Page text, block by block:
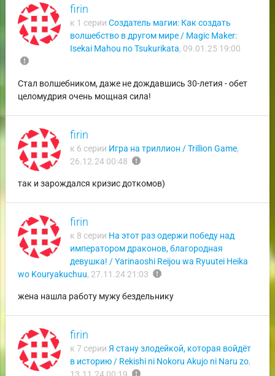
firin
к 1 серии Создатель магии: Как создать
волшебство в другом мире / Magic Maker:
Isekai Mahou no Tsukurikata, 09.01.25 19:00
report
Стал волшебником, даже не дождавшись 30-летия - обет
целомудрия очень мощная сила!
firin
к 6 серии Игра на триллион / Trillion Game,
26.12.24 00:48 report
так и зарождался кризис доткомов)
firin
к 8 серии На этот раз одержи победу над
императором драконов, благородная
девушка! / Yarinaoshi Reijou wa Ryuutei Heika
wo Kouryakuchuu, 27.11.24 21:03 report
жена нашла работу мужу бездельнику
firin
к 7 серии Я стану злодейкой, которая войдёт
в историю / Rekishi ni Nokoru Akujo ni Naru zo,
report